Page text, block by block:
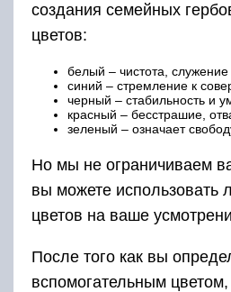
создания семейных
цветов:
белый – чистота,
синий – стремление к
черный – стабильность и
красный – бесстрашие,
зеленый – означает
Но мы не ограничиваем
вы можете использовать
цветов на ваше
После того как вы
вспомогательным